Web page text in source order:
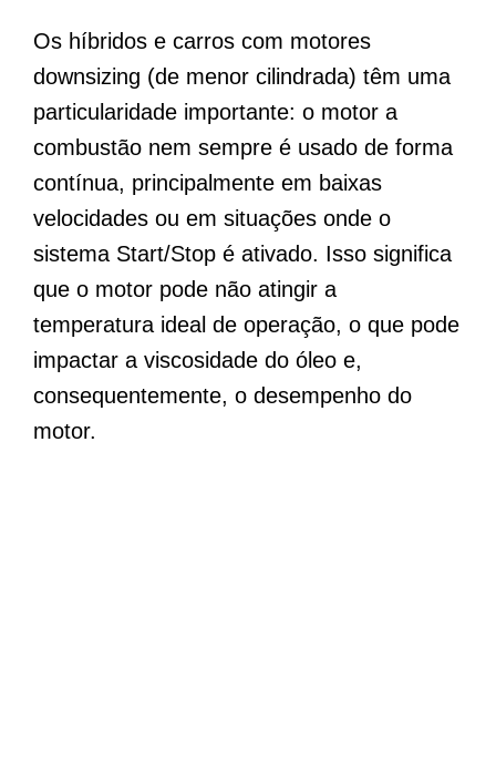
Os híbridos e carros com motores
downsizing (de menor cilindrada) têm uma
particularidade importante: o motor a
combustão nem sempre é usado de forma
contínua, principalmente em baixas
velocidades ou em situações onde o
sistema Start/Stop é ativado. Isso significa
que o motor pode não atingir a
temperatura ideal de operação, o que pode
impactar a viscosidade do óleo e,
consequentemente, o desempenho do
motor.